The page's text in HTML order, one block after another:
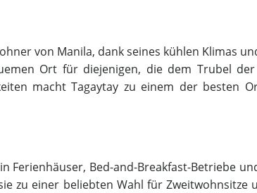
von Manila, dank seines kühlen Klimas
Ort für diejenigen, die dem Trubel
macht Tagaytay zu einem der besten
Ferienhäuser, Bed-and-Breakfast-Betriebe
zu einer beliebten Wahl für